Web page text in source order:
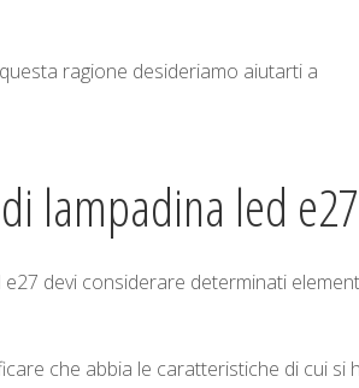
ragione desideriamo aiutarti a
lampadina led e27
devi considerare determinati
che abbia le caratteristiche di cui si